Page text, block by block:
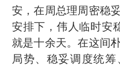
安，在周总理周密稳
安排下，伟人临时安
就是十余天。在这间
局势、稳妥调度统